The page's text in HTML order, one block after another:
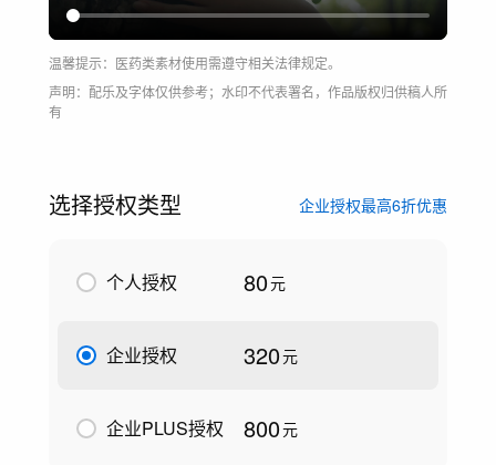
温馨提示：医药类素材使用需遵守相关法律规定。
声明：配乐及字体仅供参考；水印不代表署名，作品版权归供稿人所
有
选择授权类型 企业授权最高6折优惠
个人授权 80元
企业授权 320元
企业PLUS授权 800元